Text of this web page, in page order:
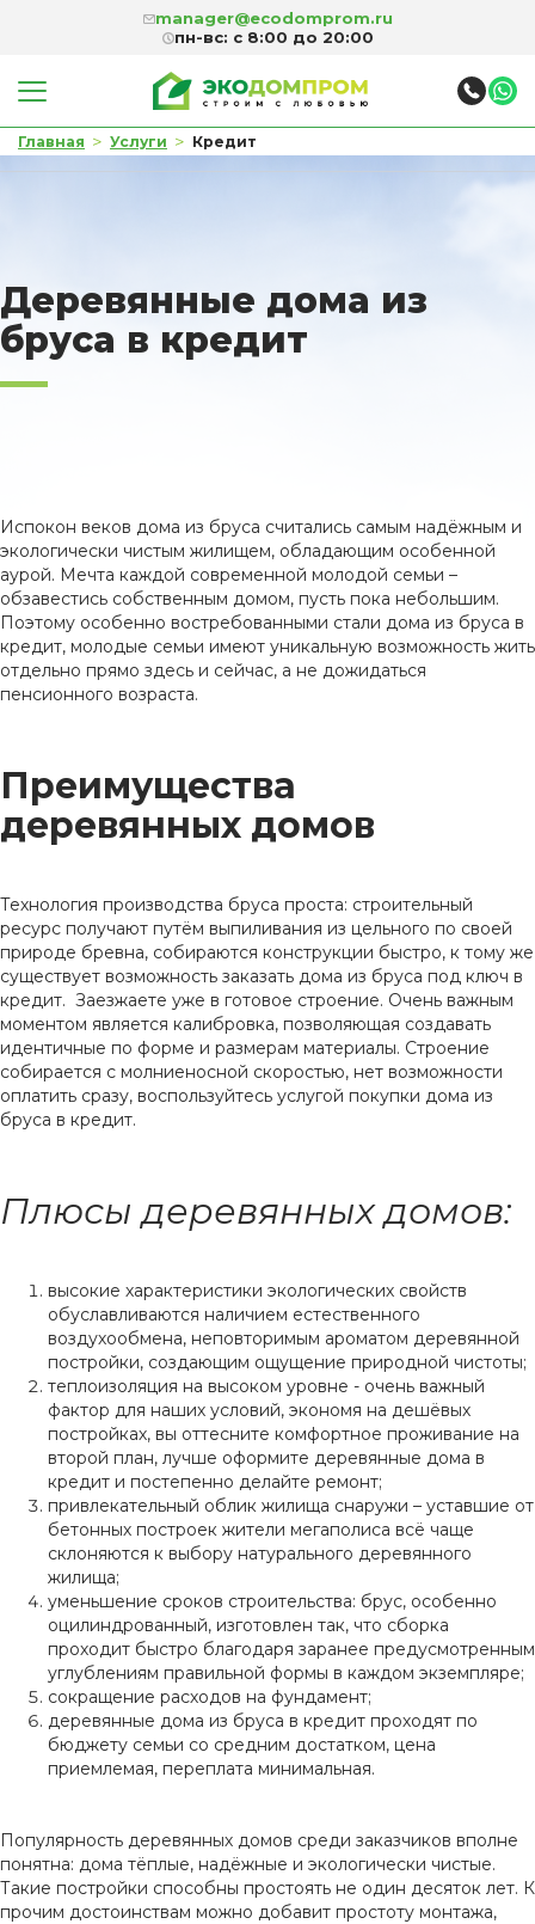
manager@ecodomprom.ru
пн-вс: с 8:00 до 20:00
Главная > Услуги > Кредит
Деревянные дома из
бруса в кредит
Испокон веков дома из бруса считались самым надёжным и
экологически чистым жилищем, обладающим особенной
аурой. Мечта каждой современной молодой семьи –
обзавестись собственным домом, пусть пока небольшим.
Поэтому особенно востребованными стали дома из бруса в
кредит, молодые семьи имеют уникальную возможность жить
отдельно прямо здесь и сейчас, а не дожидаться
пенсионного возраста.
Преимущества
деревянных домов
Технология производства бруса проста: строительный
ресурс получают путём выпиливания из цельного по своей
природе бревна, собираются конструкции быстро, к тому же
существует возможность заказать дома из бруса под ключ в
кредит. Заезжаете уже в готовое строение. Очень важным
моментом является калибровка, позволяющая создавать
идентичные по форме и размерам материалы. Строение
собирается с молниеносной скоростью, нет возможности
оплатить сразу, воспользуйтесь услугой покупки дома из
бруса в кредит.
Плюсы деревянных домов:
высокие характеристики экологических свойств
обуславливаются наличием естественного
воздухообмена, неповторимым ароматом деревянной
постройки, создающим ощущение природной чистоты;
теплоизоляция на высоком уровне - очень важный
фактор для наших условий, экономя на дешёвых
постройках, вы оттесните комфортное проживание на
второй план, лучше оформите деревянные дома в
кредит и постепенно делайте ремонт;
привлекательный облик жилища снаружи – уставшие от
бетонных построек жители мегаполиса всё чаще
склоняются к выбору натурального деревянного
жилища;
уменьшение сроков строительства: брус, особенно
оцилиндрованный, изготовлен так, что сборка
проходит быстро благодаря заранее предусмотренным
углублениям правильной формы в каждом экземпляре;
сокращение расходов на фундамент;
деревянные дома из бруса в кредит проходят по
бюджету семьи со средним достатком, цена
приемлемая, переплата минимальная.
Популярность деревянных домов среди заказчиков вполне
понятна: дома тёплые, надёжные и экологически чистые.
Такие постройки способны простоять не один десяток лет. К
прочим достоинствам можно добавит простоту монтажа,